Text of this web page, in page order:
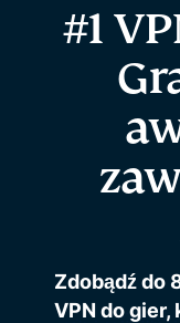
#1
Zdobądź do
VPN do